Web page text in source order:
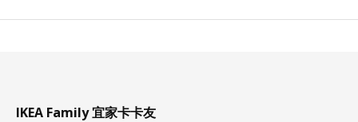
IKEA Family 宜家卡卡友